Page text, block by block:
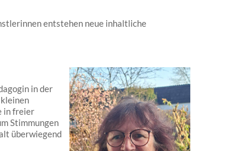
entstehen neue inhaltliche
in der
in freier
Stimmungen
überwiegend